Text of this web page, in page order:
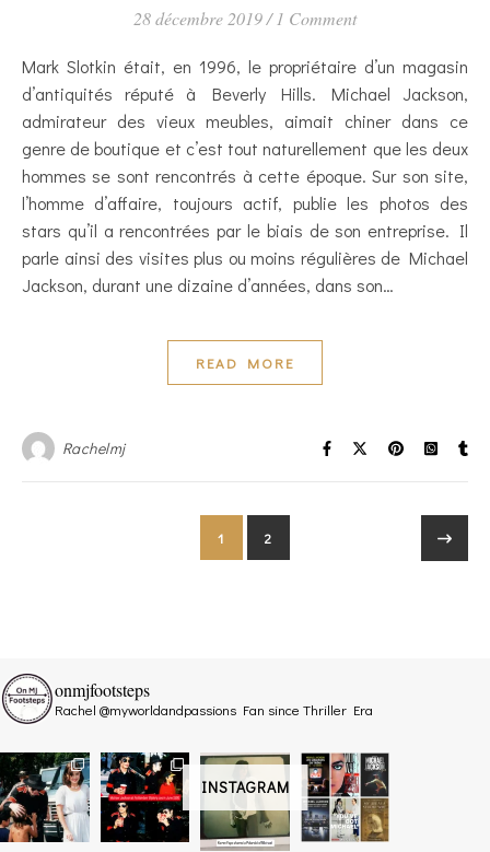
28 décembre 2019/ 1 Comment
Mark Slotkin était, en 1996, le propriétaire d’un magasin
d’antiquités réputé à Beverly Hills. Michael Jackson,
admirateur des vieux meubles, aimait chiner dans ce
genre de boutique et c’est tout naturellement que les deux
hommes se sont rencontrés à cette époque. Sur son site,
l’homme d’affaire, toujours actif, publie les photos des
stars qu’il a rencontrées par le biais de son entreprise. Il
parle ainsi des visites plus ou moins régulières de Michael
Jackson, durant une dizaine d’années, dans son…
READ MORE
Rachelmj
1 2
INSTAGRAM
onmjfootsteps
Rachel @myworldandpassions Fan since Thriller Era